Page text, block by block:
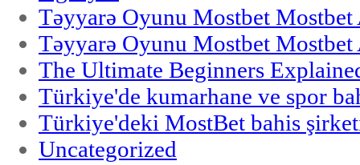
Təyyarə Oyunu Mostbet
Təyyarə Oyunu Mostbet
The Ultimate Beginners
Türkiye'de kumarhane ve spor
Türkiye'deki MostBet bahis
Uncategorized